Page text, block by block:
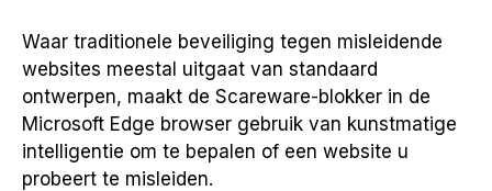
Waar traditionele beveiliging tegen misleidende
websites meestal uitgaat van standaard
ontwerpen, maakt de Scareware-blokker in de
Microsoft Edge browser gebruik van kunstmatige
intelligentie om te bepalen of een website u
probeert te misleiden.